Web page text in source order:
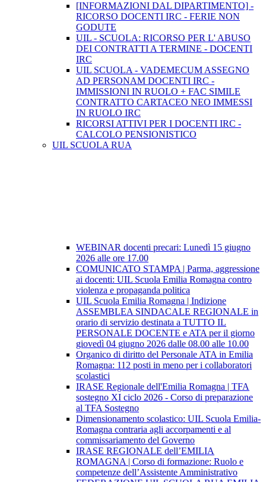
[INFORMAZIONI DAL DIPARTIMENTO] -
RICORSO DOCENTI IRC - FERIE NON
GODUTE
UIL - SCUOLA: RICORSO PER L' ABUSO
DEI CONTRATTI A TERMINE - DOCENTI
IRC
UIL SCUOLA - VADEMECUM ASSEGNO
AD PERSONAM DOCENTI IRC -
IMMISSIONI IN RUOLO + FAC SIMILE
CONTRATTO CARTACEO NEO IMMESSI
IN RUOLO IRC
RICORSI ATTIVI PER I DOCENTI IRC -
CALCOLO PENSIONISTICO
UIL SCUOLA RUA
WEBINAR docenti precari: Lunedì 15 giugno
2026 alle ore 17.00
COMUNICATO STAMPA | Parma, aggressione
ai docenti: UIL Scuola Emilia Romagna contro
violenza e propaganda politica
UIL Scuola Emilia Romagna | Indizione
ASSEMBLEA SINDACALE REGIONALE in
orario di servizio destinata a TUTTO IL
PERSONALE DOCENTE e ATA per il giorno
giovedì 04 giugno 2026 dalle 08.00 alle 10.00
Organico di diritto del Personale ATA in Emilia
Romagna: 112 posti in meno per i collaboratori
scolastici
IRASE Regionale dell'Emilia Romagna | TFA
sostegno XI ciclo 2026 - Corso di preparazione
al TFA Sostegno
Dimensionamento scolastico: UIL Scuola Emilia-
Romagna contraria agli accorpamenti e al
commissariamento del Governo
IRASE REGIONALE dell’EMILIA
ROMAGNA | Corso di formazione: Ruolo e
competenze dell’Assistente Amministrativo